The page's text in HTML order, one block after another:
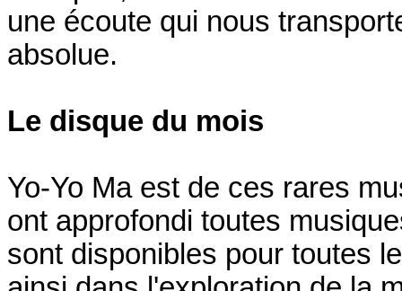
une écoute qui nous
absolue.
Le disque du mois
Yo-Yo Ma est de ces rares
ont approfondi toutes
sont disponibles pour toutes